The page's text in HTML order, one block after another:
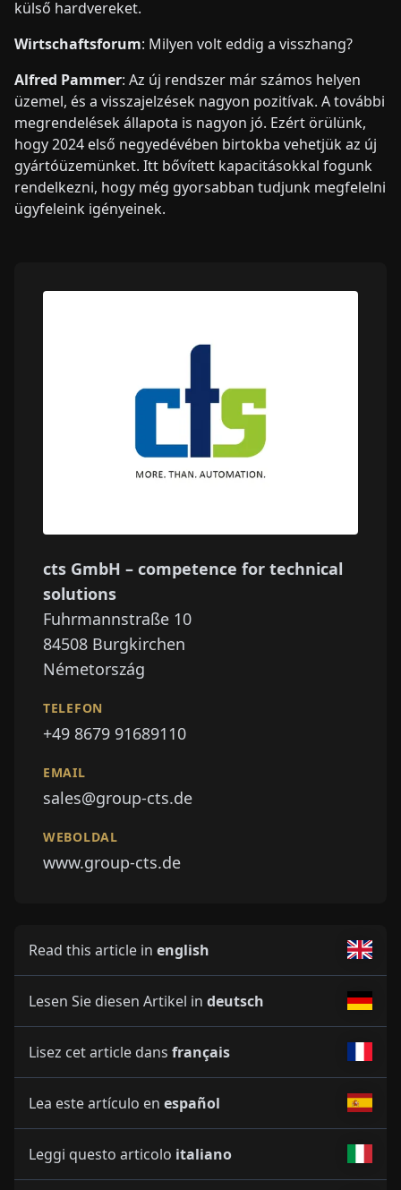
külső hardvereket.
Wirtschaftsforum: Milyen volt eddig a visszhang?
Alfred Pammer: Az új rendszer már számos helyen
üzemel, és a visszajelzések nagyon pozitívak. A további
megrendelések állapota is nagyon jó. Ezért örülünk,
hogy 2024 első negyedévében birtokba vehetjük az új
gyártóüzemünket. Itt bővített kapacitásokkal fogunk
rendelkezni, hogy még gyorsabban tudjunk megfelelni
ügyfeleink igényeinek.
cts GmbH – competence for technical
solutions
Fuhrmannstraße 10
84508 Burgkirchen
Németország
TELEFON
+49 8679 91689110
EMAIL
sales@group-cts.de
WEBOLDAL
www.group-cts.de
Read this article in english
Lesen Sie diesen Artikel in deutsch
Lisez cet article dans français
Lea este artículo en español
Leggi questo articolo italiano